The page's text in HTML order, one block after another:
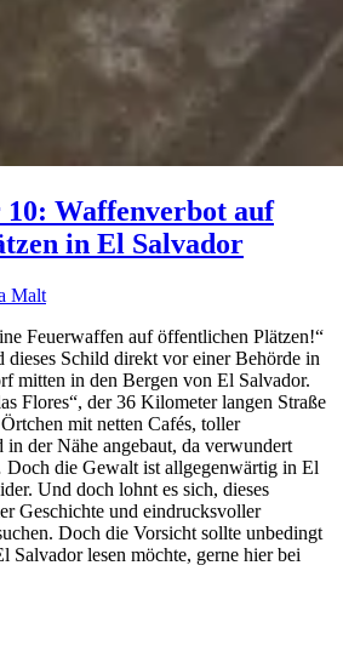
Waffenverbot auf
in El Salvador
Malt
Feuerwaffen auf öffentlichen Plätzen!“
dieses Schild direkt vor einer Behörde in
mitten in den Bergen von El Salvador.
Flores“, der 36 Kilometer langen Straße
mit netten Cafés, toller
der Nähe angebaut, da verwundert
die Gewalt ist allgegenwärtig in El
Und doch lohnt es sich, dieses
Geschichte und eindrucksvoller
Doch die Vorsicht sollte unbedingt
Salvador lesen möchte, gerne hier bei